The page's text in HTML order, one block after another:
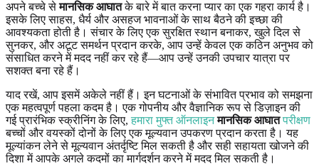
अपने बच्चे सेमानसिक आघातके बारे में बात करना प्यार का एक गहरा कार्य है।
इसके लिए साहस, धैर्य और असहज भावनाओं के साथ बैठने की इच्छा की
आवश्यकता होती है। संचार के लिए एक सुरक्षित स्थान बनाकर, खुले दिल से
सुनकर, और अटूट समर्थन प्रदान करके, आप उन्हें केवल एक कठिन अनुभव को
संसाधित करने में मदद नहीं कर रहे हैं—आप उन्हें उनकी उपचार यात्रा पर
सशक्त बना रहे हैं।
याद रखें, आप इसमें अकेले नहीं हैं। इन घटनाओं के संभावित प्रभाव को समझना
एक महत्वपूर्ण पहला कदम है। एक गोपनीय और वैज्ञानिक रूप से डिज़ाइन की
गई प्रारंभिक स्क्रीनिंग के लिए,हमारा मुफ्त ऑनलाइनमानसिक आघातपरीक्षण
बच्चों और वयस्कों दोनों के लिए एक मूल्यवान उपकरण प्रदान करता है। यह
मूल्यांकन लेने से मूल्यवान अंतर्दृष्टि मिल सकती है और सही सहायता खोजने की
दिशा में आपके अगले कदमों का मार्गदर्शन करने में मदद मिल सकती है।